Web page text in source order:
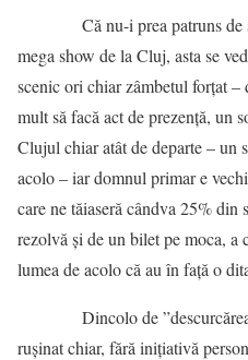
Că nu-i prea patruns de
mega show de la Cluj, asta se
scenic ori chiar zâmbetul forțat –
mult să facă act de prezență, un
Clujul chiar atât de departe – un
acolo – iar domnul primar e
care ne tăiaseră cândva 25%
rezolvă și de un bilet pe moca, a
lumea de acolo că au în față o
Dincolo de
rușinat chiar, fără inițiativă